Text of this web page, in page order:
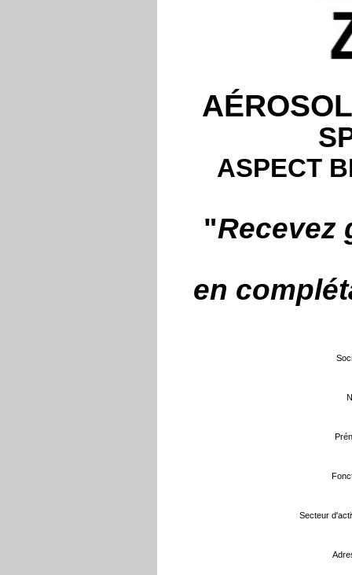
ASPECT
"Recevez
en
Secteur